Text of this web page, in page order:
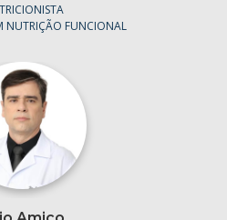
NUTRIÇÃO FUNCIONAL